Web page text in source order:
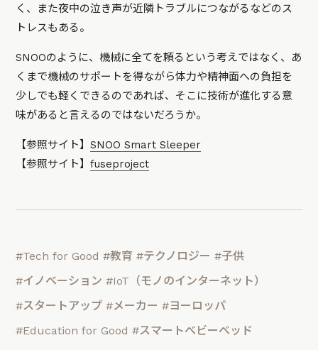
く、また夜中の泣き声が近隣トラブルにつながるなどのス
トレスもある。
SNOOのように、機械に全てを頼るという考えではなく、あ
くまで機械のサポートを得ながら体力や精神面への負担を
少しでも軽くできるのであれば、そこに技術が進化する意
味があると言えるのではないだろうか。
【参照サイト】SNOO Smart Sleeper
【参照サイト】fuseproject
#Tech for Good #教育 #テクノロジー #子供
#イノベーション #IoT（モノのインターネット）
#スタートアップ #メーカー #ヨーロッパ
#Education for Good #スマートベビーベッド